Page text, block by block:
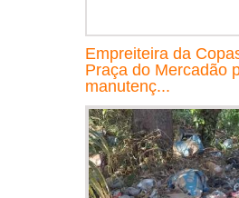
Empreiteira da
Praça do Mercadão
manutenç...